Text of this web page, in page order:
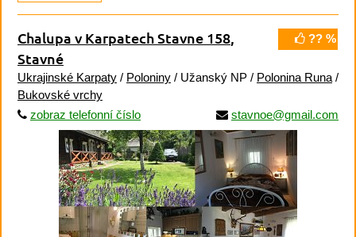
?? %
Chalupa v Karpatech Stavne 158,
Stavné
Ukrajinské Karpaty / Poloniny / Užanský NP / Polonina Runa /
Bukovské vrchy
zobraz telefonní číslo
stavnoe@gmail.com